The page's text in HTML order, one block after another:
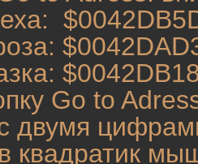
Go to
двумя
квадратик